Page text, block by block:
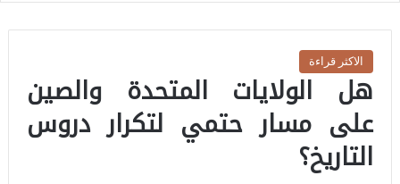
الاكثر قراءة
هل الولايات المتحدة والصين
على مسار حتمي لتكرار دروس
التاريخ؟